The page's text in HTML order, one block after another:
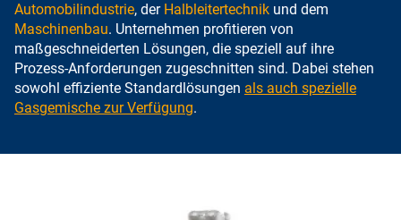
Automobilindustrie, der Halbleitertechnik und dem
Maschinenbau. Unternehmen profitieren von
maßgeschneiderten Lösungen, die speziell auf ihre
Prozess-Anforderungen zugeschnitten sind. Dabei stehen
sowohl effiziente Standardlösungen als auch spezielle
Gasgemische zur Verfügung.